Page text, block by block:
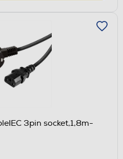
3pin socket,1,8m-